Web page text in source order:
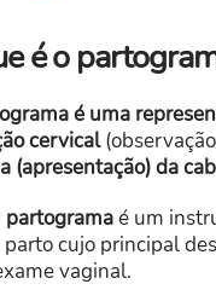
é o
é uma
cervical
(apresentação) da
partogramaé um
parto cujo principal
vaginal.